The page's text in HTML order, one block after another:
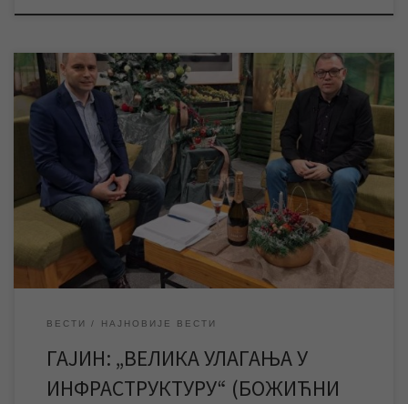
Током гостовања у божићној емисији „Агрочас“ на РТВ
„САНТОС“, коју води и уређује новинар Драган Првуловић,
руководилац службе информисања и пословних комуникација
ЈКП „Водовод и канализација“ Зрењанин мр Синиша Гајин
говорио је о бројним улагањима у инфраструктуру водоводне
и канализационе мреже током 2023. године, актуелним
радовима предузећа, као и о […]
ВЕСТИ НАЈНОВИЈЕ ВЕСТИ
ГАЈИН: „ВЕЛИКА УЛАГАЊА У
ИНФРАСТРУКТУРУ“ (БОЖИЋНИ